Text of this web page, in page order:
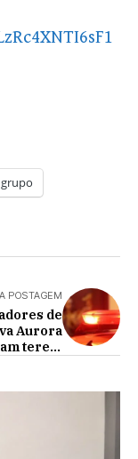
POSTAGEM
de
Aurora
terem
feira